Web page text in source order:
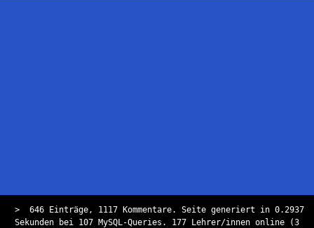
>
646 Einträge, 1117 Kommentare. Seite generiert in 0.2937
Sekunden bei 107 MySQL-Queries. 177 Lehrer/innen online (3